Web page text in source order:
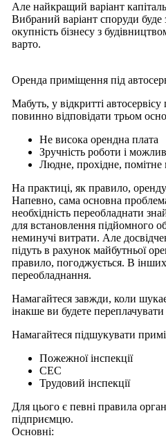
Але найкращий варіант
Вибраний варіант споруди
окупність бізнесу з
варто.
Оренда приміщення під
Мабуть, у відкритті
повинно відповідати трьом
Не висока орендна плата
Зручність роботи і
Людне, прохідне, помітне
На практиці, як правило,
Напевно, сама основна
необхідність переобладнати
для встановлення підйомного
неминучі витрати. Але
підуть в рахунок майбутньої
правило, погоджується. В
переобладнання.
Намагайтеся завжди, коли
інакше ви будете
Намагайтеся підшукувати
Пожежної інспекції
СЕС
Трудовий інспекції
Для цього є певні правила
підприємцю.
Основні: